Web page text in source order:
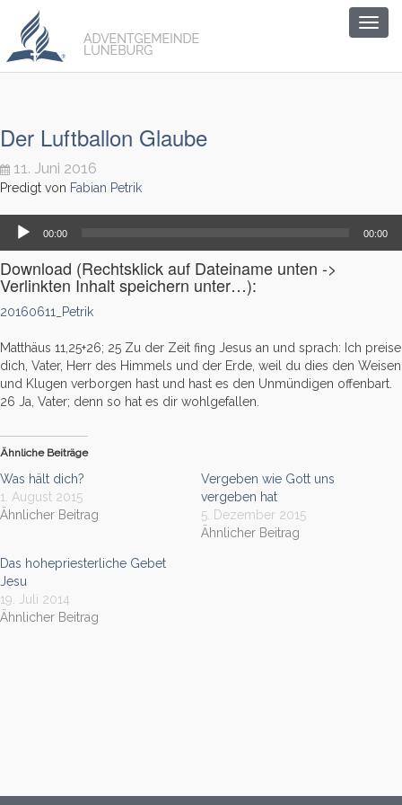
Der Luftballon Glaube
11. Juni 2016
Predigt von Fabian Petrik
Audio-
Player
00:00 00:00
Download (Rechtsklick auf Dateiname unten ->
Verlinkten Inhalt speichern unter…):
20160611_Petrik
Matthäus 11,25+26; 25 Zu der Zeit fing Jesus an und sprach: Ich preise
dich, Vater, Herr des Himmels und der Erde, weil du dies den Weisen
und Klugen verborgen hast und hast es den Unmündigen offenbart.
26 Ja, Vater; denn so hat es dir wohlgefallen.
Ähnliche Beiträge
Was hält dich?
1. August 2015
Ähnlicher Beitrag
Vergeben wie Gott uns
vergeben hat
5. Dezember 2015
Ähnlicher Beitrag
Das hohepriesterliche Gebet
Jesu
19. Juli 2014
Ähnlicher Beitrag